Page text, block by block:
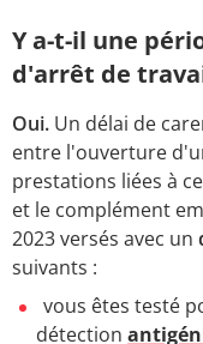
Y a-t-il une
d'arrêt de
Oui. Un délai de
entre l'ouverture
prestations liées à
et le complément
2023 versés avec un
suivants :
vous êtes testé
détection